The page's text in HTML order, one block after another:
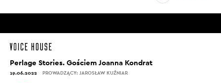
Perlage Stories. Gościem Joanna Kondrat
19.06.2022 PROWADZĄCY: JAROSŁAW KUŹNIAR